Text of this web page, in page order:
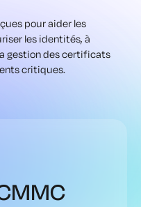
pour aider les
les identités, à
gestion des certificats
critiques.